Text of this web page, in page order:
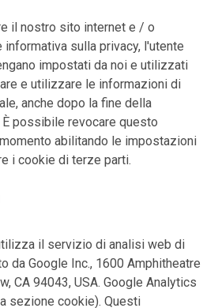
il nostro sito internet e / o
sulla privacy, l'utente
impostati da noi e utilizzati
e utilizzare le informazioni di
anche dopo la fine della
possibile revocare questo
abilitando le impostazioni
i cookie di terze parti.
il servizio di analisi web di
da Google Inc., 1600 Amphitheatre
CA 94043, USA. Google Analytics
sezione cookie). Questi